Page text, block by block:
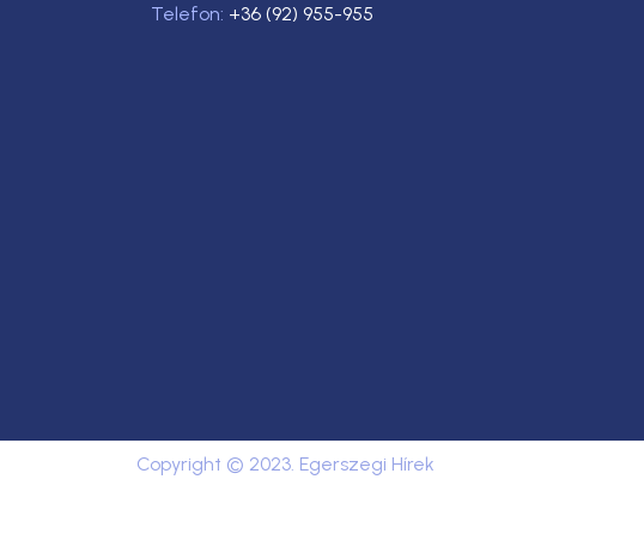
Telefon: +36 (92) 955-955
Copyright © 2023. Egerszegi Hírek